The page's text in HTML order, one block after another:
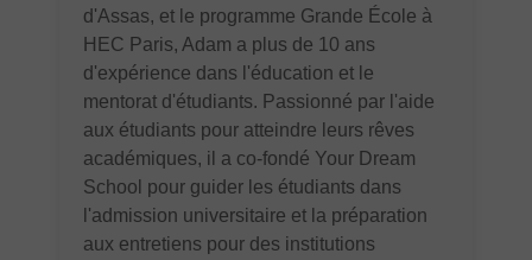
d'Assas, et le programme Grande École à
HEC Paris, Adam a plus de 10 ans
d'expérience dans l'éducation et le
mentorat d'étudiants. Passionné par l'aide
aux étudiants pour atteindre leurs rêves
académiques, il a co-fondé Your Dream
School pour guider les étudiants dans
l'admission universitaire et la préparation
aux entretiens pour des institutions